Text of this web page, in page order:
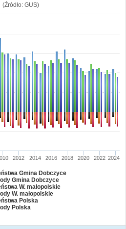
(Źródło: GUS)
Gmina Dobczyce
Gmina Dobczyce
W. małopolskie
W. małopolskie
Polska
Polska
2012 2014 2016 2018 2020 2022 2024